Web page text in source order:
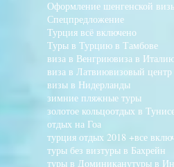
Спецпредложение
Турция всё включено
Туры в Турцию в Тамбове
виза в Венгриювиза в
виза в Латвиювизовый центр
визы в Нидерланды
зимние пляжные туры
золотое кольцоотдых в
отдых на Гоа
турция отдых 2018 +все
туры без визтуры в Бахрейн
туры в Доминиканутуры в